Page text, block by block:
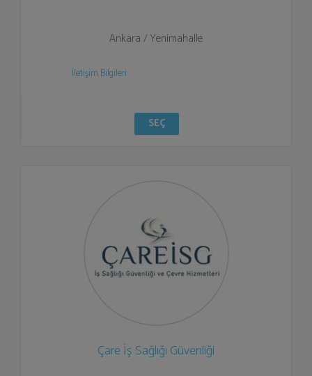
Ankara / Yenimahalle
İletişim Bilgileri
SEÇ
Çare İş Sağlığı Güvenliği